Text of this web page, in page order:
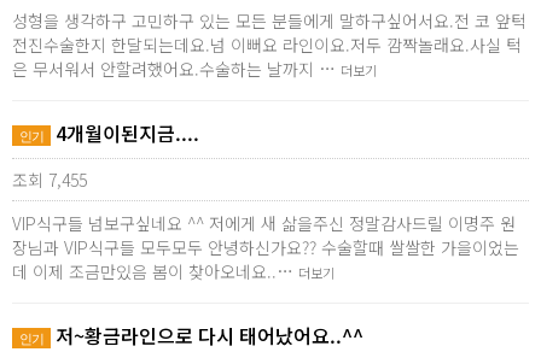
성형을 생각하구 고민하구 있는 모든 분들에게 말하구싶어서요.전 코 앞턱
전진수술한지 한달되는데요.넘 이뻐요 라인이요.저두 깜짝놀래요.사실 턱
은 무서워서 안할려했어요.수술하는 날까지 … 더보기
인기 4개월이된지금....
조회 7,455
VIP식구들 넘보구싶네요 ^^ 저에게 새 삶을주신 정말감사드릴 이명주 원
장님과 VIP식구들 모두모두 안녕하신가요?? 수술할때 쌀쌀한 가을이었는
데 이제 조금만있음 봄이 찾아오네요..… 더보기
인기 저~황금라인으로 다시 태어났어요..^^